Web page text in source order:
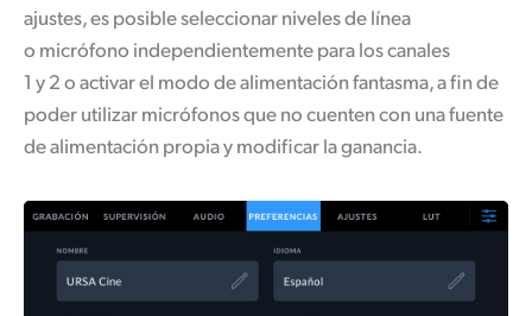
ajustes, es posible seleccionar niveles de línea
o micrófono independientemente para los canales
1 y 2 o activar el modo de alimentación fantasma, a fin de
poder utilizar micrófonos que no cuenten con una fuente
de alimentación propia y modificar la ganancia.